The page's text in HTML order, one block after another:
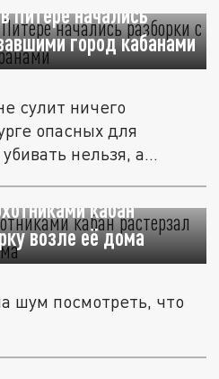
Питере начались
город кабанами
сулит ничего
опасных для
нельзя, а...
кабан
возле её дома
шум посмотреть, что